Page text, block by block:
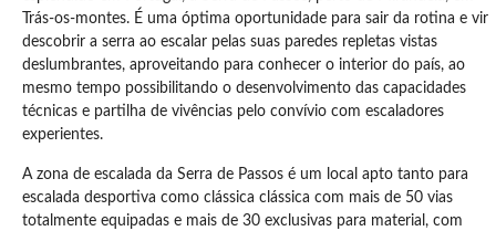
Trás-os-montes. É uma óptima oportunidade para sair da rotina e vir
descobrir a serra ao escalar pelas suas paredes repletas vistas
deslumbrantes, aproveitando para conhecer o interior do país, ao
mesmo tempo possibilitando o desenvolvimento das capacidades
técnicas e partilha de vivências pelo convívio com escaladores
experientes.
A zona de escalada da Serra de Passos é um local apto tanto para
escalada desportiva como clássica clássica com mais de 50 vias
totalmente equipadas e mais de 30 exclusivas para material, com